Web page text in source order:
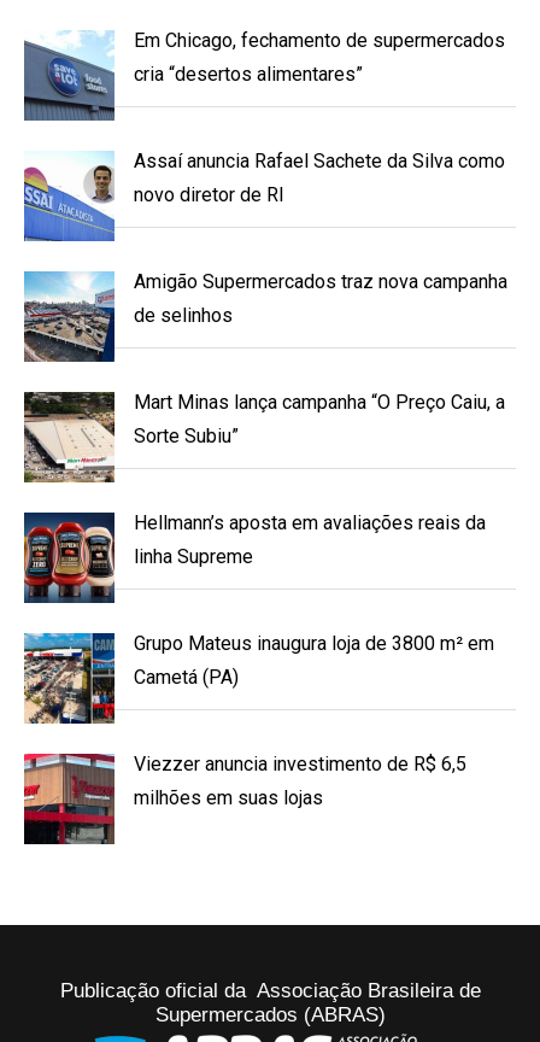
Em Chicago, fechamento de supermercados
cria “desertos alimentares”
Assaí anuncia Rafael Sachete da Silva como
novo diretor de RI
Amigão Supermercados traz nova campanha
de selinhos
Mart Minas lança campanha “O Preço Caiu, a
Sorte Subiu”
Hellmann’s aposta em avaliações reais da
linha Supreme
Grupo Mateus inaugura loja de 3800 m² em
Cametá (PA)
Viezzer anuncia investimento de R$ 6,5
milhões em suas lojas
Publicação oficial da Associação Brasileira de
Supermercados (ABRAS)